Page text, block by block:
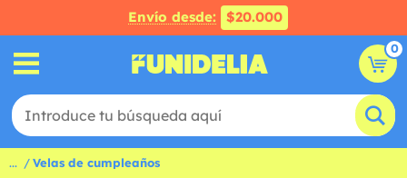
Envío desde: $20.000
0
... Velas de cumpleaños